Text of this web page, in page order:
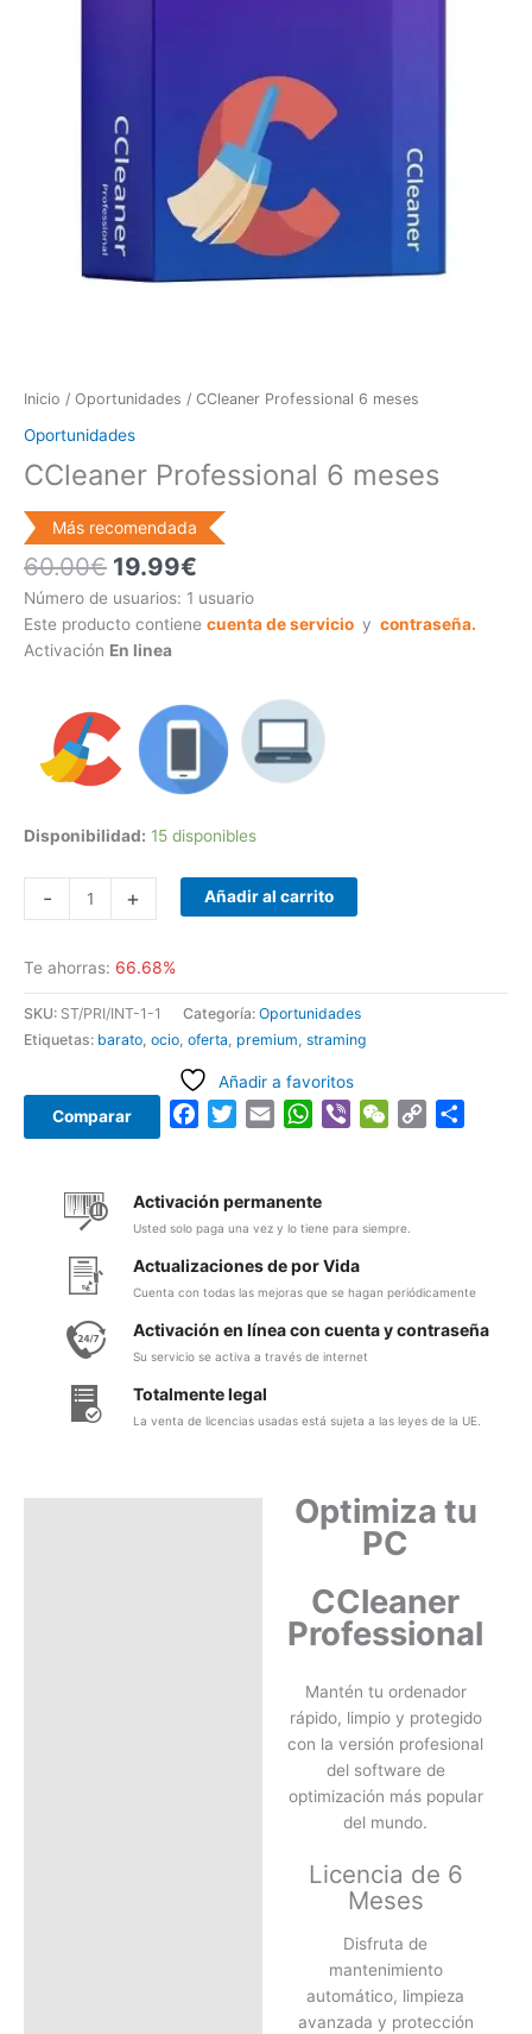
Inicio / Oportunidades / CCleaner Professional 6 meses
Oportunidades
CCleaner Professional 6 meses
Más recomendada
60.00€ 19.99€
Número de usuarios: 1 usuario
Este producto contiene cuenta de servicio y contraseña.
Activación En linea
Disponibilidad: 15 disponibles
- + Añadir al carrito
Te ahorras: 66.68%
SKU: ST/PRI/INT-1-1 Categoría: Oportunidades
Etiquetas: barato ocio oferta premium straming
Añadir a favoritos
Comparar
FacebookTwitterEmail WhatsApp
Viber WeChat
Copy
Activación permanente
Usted solo paga una vez y lo tiene para siempre.
Actualizaciones de por Vida
Cuenta con todas las mejoras que se hagan periódicamente
Activación en línea con cuenta y contraseña
Su servicio se activa a través de internet
Totalmente legal
La venta de licencias usadas está sujeta a las leyes de la UE.
Optimiza tu
PC
CCleaner
Professional
Mantén tu ordenador
rápido, limpio y protegido
con la versión profesional
del software de
optimización más popular
del mundo.
Licencia de 6
Meses
Disfruta de
mantenimiento
automático, limpieza
avanzada y protección